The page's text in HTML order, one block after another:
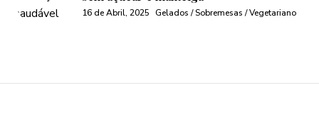
16 de Abril, 2025 Gelados / Sobremesas / Vegetariano